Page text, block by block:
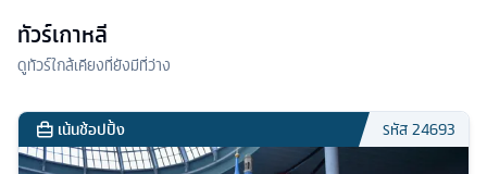
ทัวร์เกาหลี
ดูทัวร์ใกล้เคียงที่ยังมีที่ว่าง
เน้นช้อปปิ้ง รหัส24693